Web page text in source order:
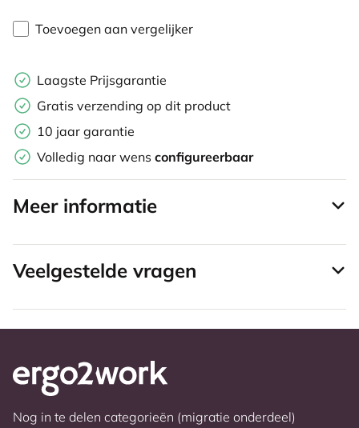
Toevoegen aan vergelijker
Laagste Prijsgarantie
Gratis verzending op dit product
10 jaar garantie
Volledig naar wens configureerbaar
Meer informatie
Veelgestelde vragen
Nog in te delen categorieën (migratie onderdeel)